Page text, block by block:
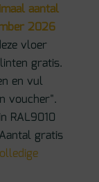
aantal
2026
vloer
gratis.
en vul
voucher".
RAL9010
gratis